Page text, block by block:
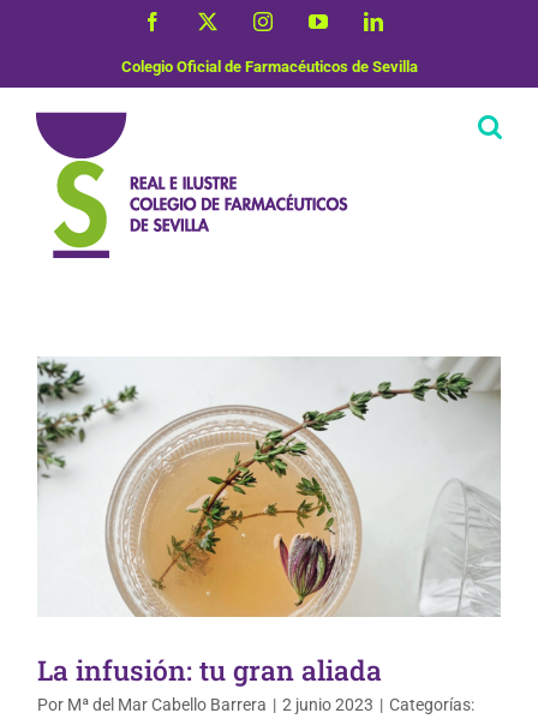
Facebook InstagramYouTubeLinkedIn
Colegio Oficial de Farmacéuticos de Sevilla
La infusión: tu gran aliada
Por Mª del Mar Cabello Barrera | 2 junio 2023 | Categorías: